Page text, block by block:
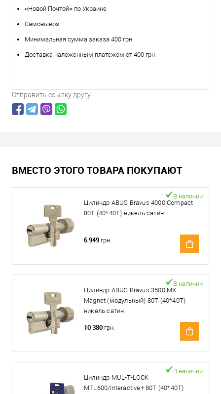
«Новой Почтой» по Украине
Самовывоз
Минимальная сумма заказа 400 грн
Доставка наложенным платежом от 400 грн
Отправить ссылку другу
ВМЕСТО ЭТОГО ТОВАРА ПОКУПАЮТ
Цилиндр ABUS Bravus 4000 Compact
80T (40*40T) никель сатин
В наличии
6 949 грн.
Цилиндр ABUS Bravus 3500 MX
Magnet (модульный) 80T (40*40T)
никель сатин
В наличии
10 380 грн.
Цилиндр MUL-T-LOCK
MTL600/Interactive+ 80T (40*40T)
В наличии